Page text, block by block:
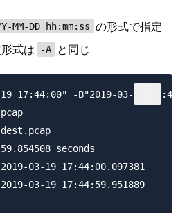
MM-DD hh:mm:ss の形式で指定
式は -A と同じ
17:44:00" -B"2019-03-19
seconds
03-19 17:44:00.097381
03-19 17:44:59.951889